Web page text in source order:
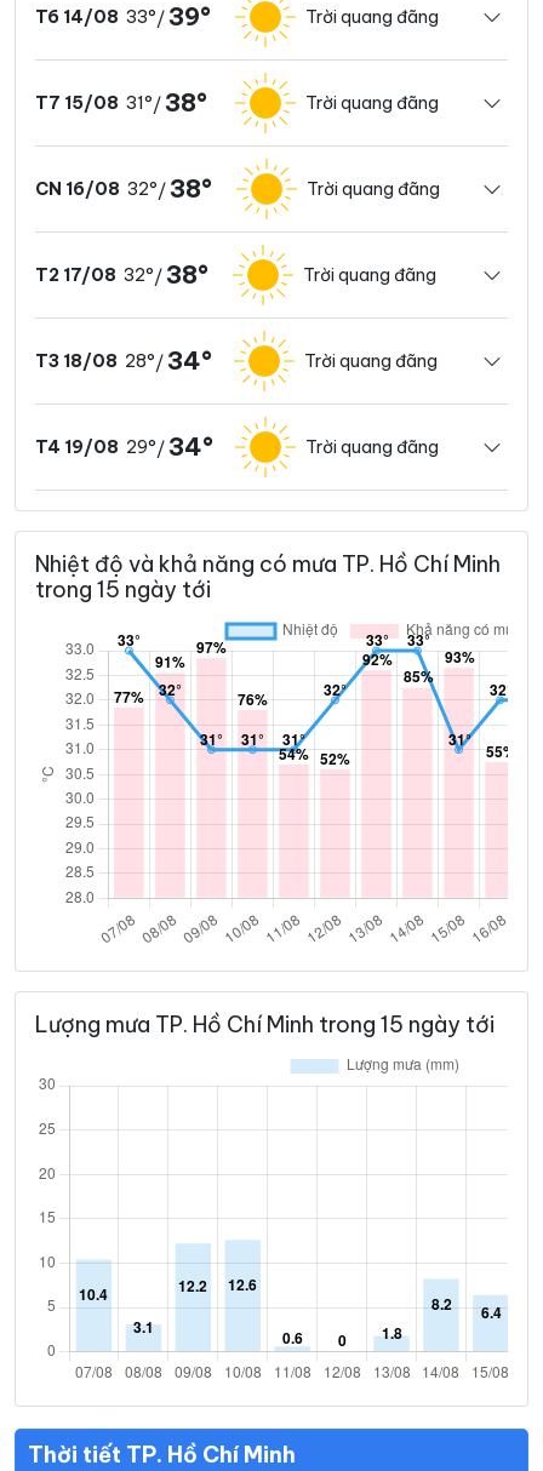
T6 14/08 33°/ 39° Trời quang đãng
T7 15/08 31°/ 38° Trời quang đãng
CN 16/08 32°/ 38° Trời quang đãng
T2 17/08 32°/ 38° Trời quang đãng
T3 18/08 28°/ 34° Trời quang đãng
T4 19/08 29°/ 34° Trời quang đãng
Nhiệt độ và khả năng có mưa TP. Hồ Chí Minh
trong 15 ngày tới
Lượng mưa TP. Hồ Chí Minh trong 15 ngày tới
Thời tiết TP. Hồ Chí Minh